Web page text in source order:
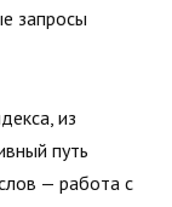
запросы
из
путь
— работа с